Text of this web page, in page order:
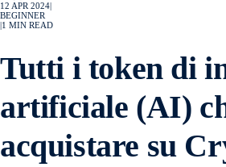
12 APR 2024
BEGINNER
1 MIN READ
Tutti i token di
artificiale (AI)
acquistare su